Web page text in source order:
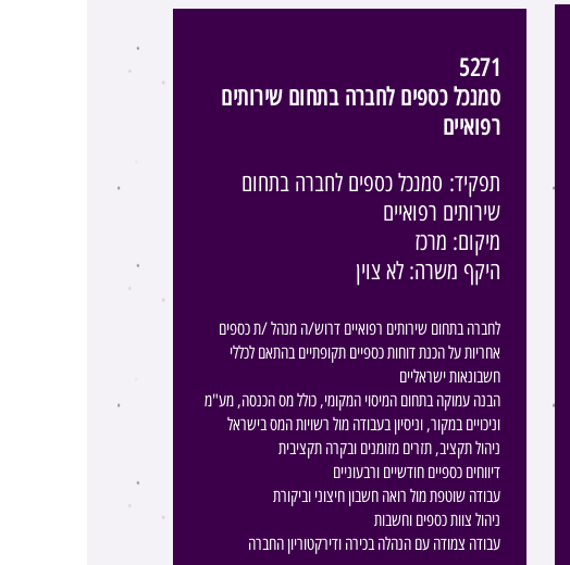
5271
סמנכל כספים לחברה בתחום שירותים
רפואיים
תפקיד: סמנכל כספים לחברה בתחום
שירותים רפואיים
מיקום: מרכז
היקף משרה: לא צוין
לחברה בתחום שירותים רפואיים דרוש/ה מנהל /ת כספים
אחריות על הכנת דוחות כספיים תקופתיים בהתאם לכללי
חשבונאות ישראליים
הבנה עמוקה בתחום המיסוי המקומי, כולל מס הכנסה, מע"מ
וניכויים במקור, וניסיון בעבודה מול רשויות המס בישראל
ניהול תקציב, תזרים מזומנים ובקרה תקציבית
דיווחים כספיים חודשיים ורבעוניים
עבודה שוטפת מול רואה חשבון חיצוני וביקורת
ניהול צוות כספים וחשבות
עבודה צמודה עם הנהלה בכירה ודירקטוריון החברה